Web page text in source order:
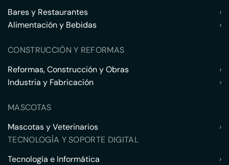
Bares y Restaurantes
›
Alimentación y Bebidas
›
CONSTRUCCIÓN Y REFORMAS
Reformas, Construcción y Obras
›
Industria y Fabricación
›
MASCOTAS
Mascotas y Veterinarios
›
TECNOLOGÍA Y SOPORTE DIGITAL
Tecnología e Informática
›